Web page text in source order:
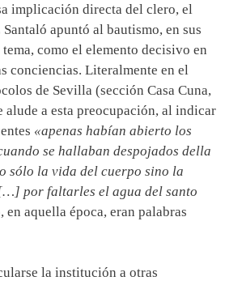
implicación directa del clero, el
apuntó al bautismo, en sus
como el elemento decisivo en
conciencias. Literalmente en el
de Sevilla (sección Casa Cuna,
alude a esta preocupación, al indicar
«apenas habían abierto los
se hallaban despojados della
sólo la vida del cuerpo sino la
por faltarles el agua del santo
en aquella época, eran palabras
la institución a otras